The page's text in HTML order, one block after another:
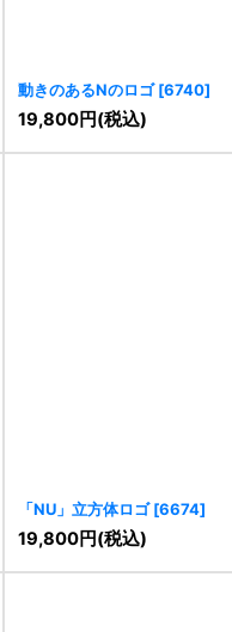
動きのあるNのロゴ [6740]
19,800円(税込)
「NU」立方体ロゴ [6674]
19,800円(税込)